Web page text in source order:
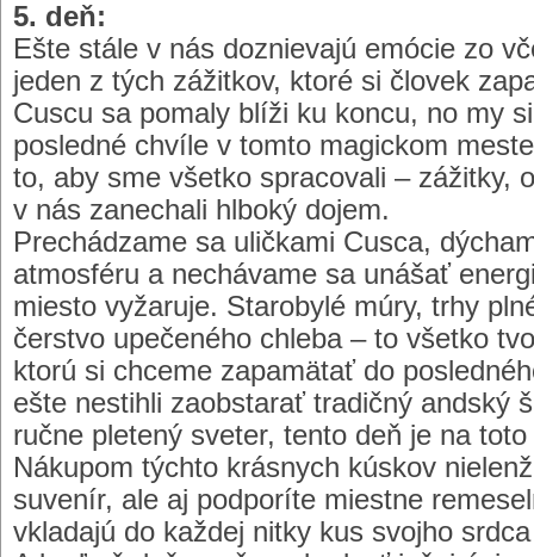
5. deň:
Ešte stále v nás doznievajú emócie zo
jeden z tých zážitkov, ktoré si človek
Cuscu sa pomaly blíži ku koncu, no my
posledné chvíle v tomto magickom
to, aby sme všetko spracovali – zážitky,
v nás zanechali hlboký dojem.
Prechádzame sa uličkami Cusca,
atmosféru a nechávame sa unášať
miesto vyžaruje. Starobylé múry, trhy
čerstvo upečeného chleba – to všetko
ktorú si chceme zapamätať do
ešte nestihli zaobstarať tradičný andský
ručne pletený sveter, tento deň je na
Nákupom týchto krásnych kúskov
suvenír, ale aj podporíte miestne
vkladajú do každej nitky kus svojho